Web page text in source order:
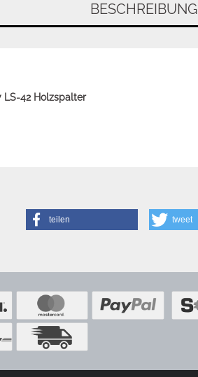
BESCHREIBUNG
LS-42 Holzspalter
teilen tweet